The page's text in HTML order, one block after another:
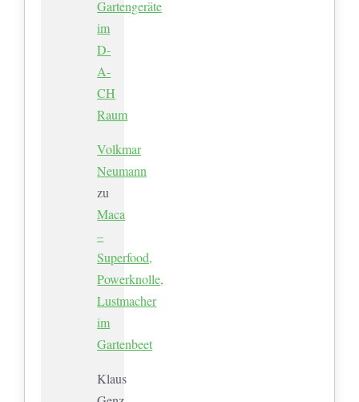
Gartengeräte
im
D-
A-
CH
Raum
Volkmar
Neumann
zu
Maca
–
Superfood,
Powerknolle,
Lustmacher
im
Gartenbeet
Klaus